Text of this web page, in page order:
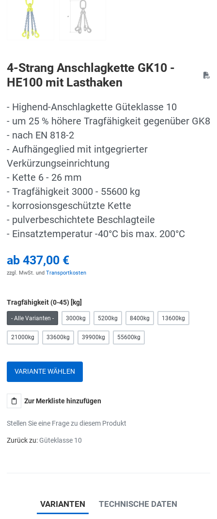
4-Strang Anschlagkette GK10 -
HE100 mit Lasthaken
- Highend-Anschlagkette Güteklasse 10
- um 25 % höhere Tragfähigkeit gegenüber GK8
- nach EN 818-2
- Aufhängeglied mit intgegrierter
Verkürzungseinrichtung
- Kette 6 - 26 mm
- Tragfähigkeit 3000 - 55600 kg
- korrosionsgeschützte Kette
- pulverbeschichtete Beschlagteile
- Einsatztemperatur -40°C bis max. 200°C
ab 437,00 €
zzgl. MwSt. und Transportkosten
Tragfähigkeit (0-45) [kg]
- Alle Varianten - 3000kg 5200kg 8400kg 13600kg
21000kg 33600kg 39900kg 55600kg
VARIANTE WÄHLEN
Zur Merkliste hinzufügen
Stellen Sie eine Frage zu diesem Produkt
Zurück zu:Güteklasse 10
VARIANTEN TECHNISCHE DATEN